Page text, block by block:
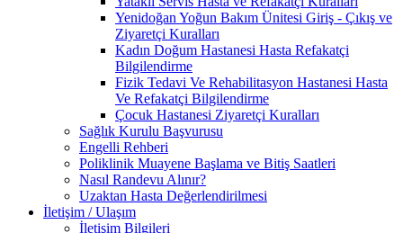
Yenidoğan Yoğun Bakım Ünitesi Giriş - Çıkış ve
Ziyaretçi Kuralları
Kadın Doğum Hastanesi Hasta Refakatçi
Bilgilendirme
Fizik Tedavi Ve Rehabilitasyon Hastanesi Hasta
Ve Refakatçi Bilgilendirme
Çocuk Hastanesi Ziyaretçi Kuralları
Sağlık Kurulu Başvurusu
Engelli Rehberi
Poliklinik Muayene Başlama ve Bitiş Saatleri
Nasıl Randevu Alınır?
Uzaktan Hasta Değerlendirilmesi
İletişim / Ulaşım
İletişim Bilgileri